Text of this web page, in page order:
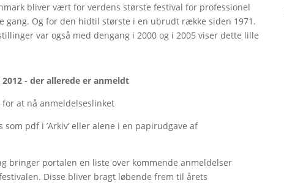
bliver vært for verdens største festival for professionel
gang. Og for den hidtil største i en ubrudt række siden 1971.
var også med dengang i 2000 og i 2005 viser dette lille
- der allerede er anmeldt
at nå anmeldelseslinket
pdf i ’Arkiv’ eller alene i en papirudgave af
bringer portalen en liste over kommende anmeldelser
Disse bliver bragt løbende frem til årets